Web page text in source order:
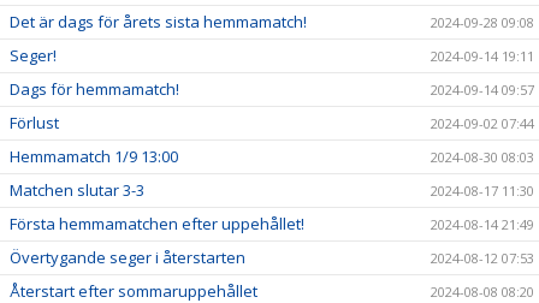
Det är dags för årets sista hemmamatch! 2024-09-28 09:08
Seger! 2024-09-14 19:11
Dags för hemmamatch! 2024-09-14 09:57
Förlust 2024-09-02 07:44
Hemmamatch 1/9 13:00 2024-08-30 08:03
Matchen slutar 3-3 2024-08-17 11:30
Första hemmamatchen efter uppehållet! 2024-08-14 21:49
Övertygande seger i återstarten 2024-08-12 07:53
Återstart efter sommaruppehållet 2024-08-08 08:20